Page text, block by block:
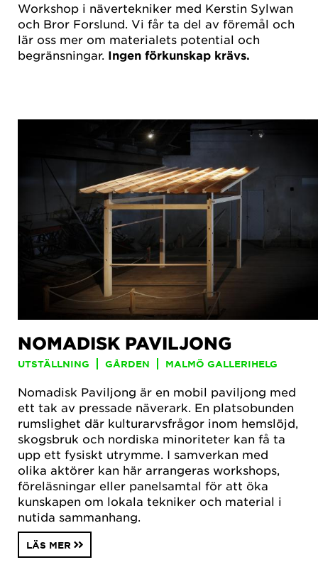
Workshop i nävertekniker med Kerstin Sylwan
och Bror Forslund. Vi får ta del av föremål och
lär oss mer om materialets potential och
begränsningar. Ingen förkunskap krävs.
NOMADISK PAVILJONG
UTSTÄLLNING GÅRDEN MALMÖ GALLERIHELG
Nomadisk Paviljong är en mobil paviljong med
ett tak av pressade näverark. En platsobunden
rumslighet där kulturarvsfrågor inom hemslöjd,
skogsbruk och nordiska minoriteter kan få ta
upp ett fysiskt utrymme. I samverkan med
olika aktörer kan här arrangeras workshops,
föreläsningar eller panelsamtal för att öka
kunskapen om lokala tekniker och material i
nutida sammanhang.
LÄS MER